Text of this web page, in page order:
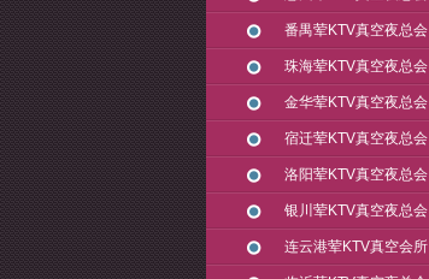
番禺荤KTV真空夜总会
珠海荤KTV真空夜总会
金华荤KTV真空夜总会
宿迁荤KTV真空夜总会
洛阳荤KTV真空夜总会
银川荤KTV真空夜总会
连云港荤KTV真空会所